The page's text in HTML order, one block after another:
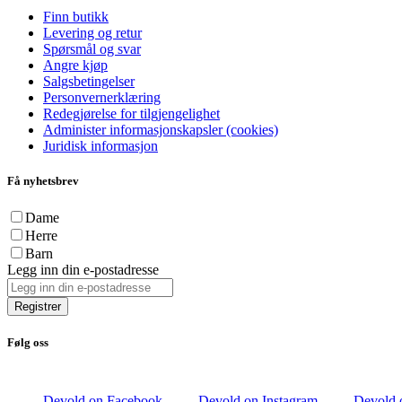
Finn butikk
Levering og retur
Spørsmål og svar
Angre kjøp
Salgsbetingelser
Personvernerklæring
Redegjørelse for tilgjengelighet
Administer informasjonskapsler (cookies)
Juridisk informasjon
Få nyhetsbrev
Dame
Herre
Barn
Legg inn din e-postadresse
Registrer
Følg oss